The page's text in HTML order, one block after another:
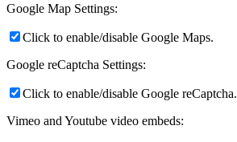
Google Map Settings:
Click to enable/disable Google Maps.
Google reCaptcha Settings:
Click to enable/disable Google reCaptcha.
Vimeo and Youtube video embeds: